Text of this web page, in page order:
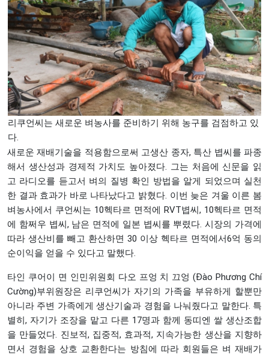
리쿠언씨는 새로운 벼농사를 준비하기 위해 농구를 검점하고 있
다.
새로운 재배기술을 적용함으로써 고생산 종자, 특산 볍씨를 파종
해서 생산성과 경제적 가치도 높아졌다. 그는 처음에 신문을 읽
고 라디오를 듣고서 벼의 질병 확인 방법을 알게 되었으며 실천
한 결과 효과가 바로 나타났다고 밝혔다. 이번 늦은 겨울 이른 봄
벼농사에서 쿠언씨는 10헥타르 면적에 RVT볍씨, 10헥타르 면적
에 함쩌우 볍씨, 남은 면적에 일본 볍씨를 뿌렸다. 시장의 가격에
따라 생산비를 빼고 환산하면 30 이상 헥타르 면적에서6억 동의
순이익을 얻을 수 있다고 말했다.
타인 쿠어이 면 인민위원회 다오 프엉 치 끄엉 (Đào Phương Chí
Cường)부위원장은 리쿠언씨가 자기의 가족을 부유하게 할뿐만
아니라 주변 가족에게 생산기술과 경험을 나눠줬다고 말한다. 특
별히, 자기가 조장을 맡고 다른 17명과 함께 동띠엔 쌀 생산조합
을 만들었다. 진보적, 집중적, 효과적, 지속가능한 생산을 지향하
면서 경험을 상호 교환한다는 방침에 따라 회원들은 벼 재배가